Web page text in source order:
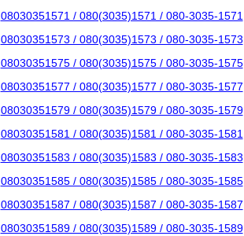
08030351571 / 080(3035)1571 / 080-3035-1571
08030351573 / 080(3035)1573 / 080-3035-1573
08030351575 / 080(3035)1575 / 080-3035-1575
08030351577 / 080(3035)1577 / 080-3035-1577
08030351579 / 080(3035)1579 / 080-3035-1579
08030351581 / 080(3035)1581 / 080-3035-1581
08030351583 / 080(3035)1583 / 080-3035-1583
08030351585 / 080(3035)1585 / 080-3035-1585
08030351587 / 080(3035)1587 / 080-3035-1587
08030351589 / 080(3035)1589 / 080-3035-1589